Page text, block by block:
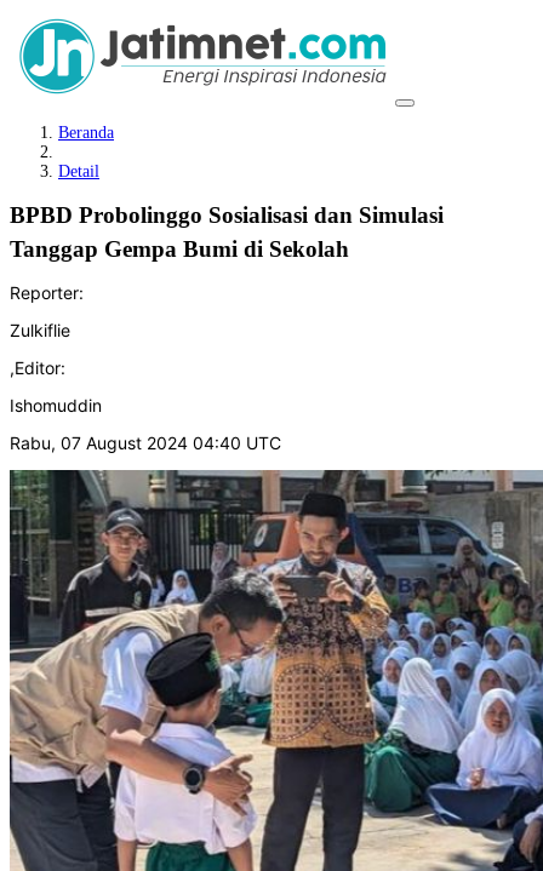
Beranda
Detail
BPBD Probolinggo Sosialisasi dan Simulasi
Tanggap Gempa Bumi di Sekolah
Reporter:
Zulkiflie
,Editor:
Ishomuddin
Rabu, 07 August 2024 04:40 UTC